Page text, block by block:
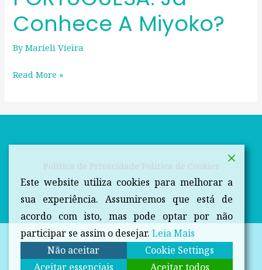
Conhece A Miyoko?
ByMarieli Vieira
Read More »
Política de Privacidade Política de Cookies
Este website utiliza cookies para melhorar a
sua experiência. Assumiremos que está de
acordo com isto, mas pode optar por não
participar se assim o desejar. Leia Mais
Não aceitar
Cookie Settings
Aceitar essenciais
Aceitar todos